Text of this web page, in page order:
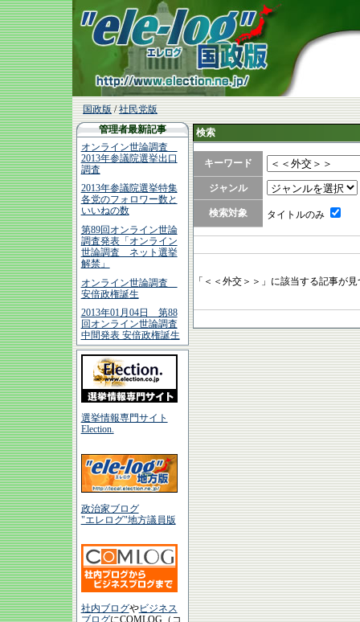
国政版/社民党版
管理者最新記事
オンライン世論調査
2013年参議院選挙出口
調査
2013年参議院選挙特集
各党のフォロワー数と
いいねの数
第89回オンライン世論
調査発表「オンライン
世論調査 ネット選挙
解禁」
オンライン世論調査
安倍政権誕生
2013年01月04日 第88
回オンライン世論調査
中間発表 安倍政権誕生
選挙情報専門サイト
Election.
政治家ブログ
"エレログ"地方議員版
社内ブログやビジネス
ブログにCOMLOG（コ
検索
キーワード
ジャンル
検索対象 タイトルのみ
「＜＜外交＞＞」に該当する記事が